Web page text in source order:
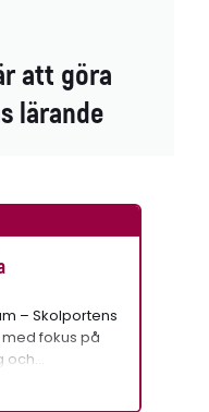
att göra
lärande
– Skolportens
fokus på
och…